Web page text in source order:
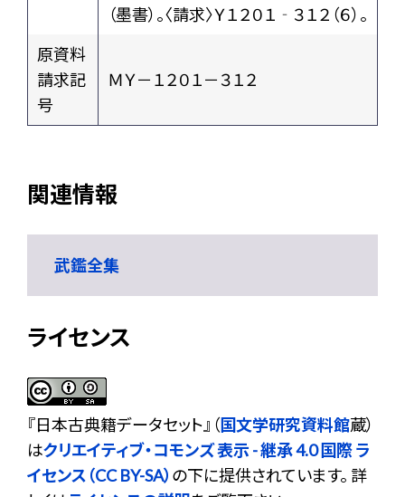
（墨書）。〈請求〉Ｙ１２０１‐３１２（６）。
原資料
請求記
号
ＭＹ－１２０１－３１２
関連情報
武鑑全集
ライセンス
『日本古典籍データセット 』（国文学研究資料館蔵）
はクリエイティブ・コモンズ 表示 - 継承 4.0 国際 ラ
イセンス（CC BY-SA） の下に提供されています。 詳